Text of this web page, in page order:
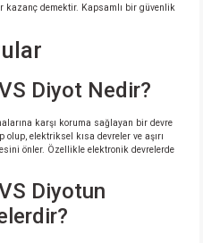
demektir. Kapsamlı bir güvenlik
Diyot Nedir?
karşı koruma sağlayan bir devre
elektriksel kısa devreler ve aşırı
önler. Özellikle elektronik devrelerde
Diyotun